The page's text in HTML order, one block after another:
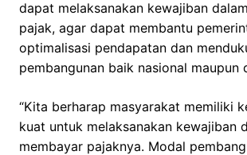
dapat melaksanakan kewajiban
pajak, agar dapat membantu
optimalisasi pendapatan dan
pembangunan baik nasional maupun
“Kita berharap masyarakat memiliki
kuat untuk melaksanakan kewajiban
membayar pajaknya. Modal